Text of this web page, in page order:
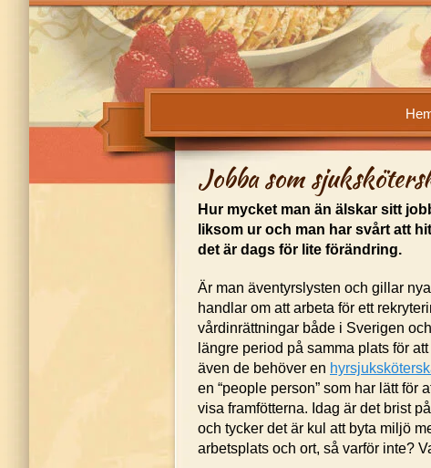
Jobba som
Hur mycket man än älskar sitt
liksom ur och man har svårt att
det är dags för lite förändring.
Är man äventyrslysten och gillar
handlar om att arbeta för ett
vårdinrättningar både i Sverigen
längre period på samma plats för
även de behöver en
en “people person” som har lätt för
visa framfötterna. Idag är det brist
och tycker det är kul att byta miljö
arbetsplats och ort, så varför inte?